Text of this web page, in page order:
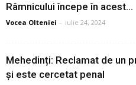
Râmnicului începe în acest...
Vocea Olteniei - iulie 24, 2024
Mehedinți: Reclamat de un
și este cercetat penal